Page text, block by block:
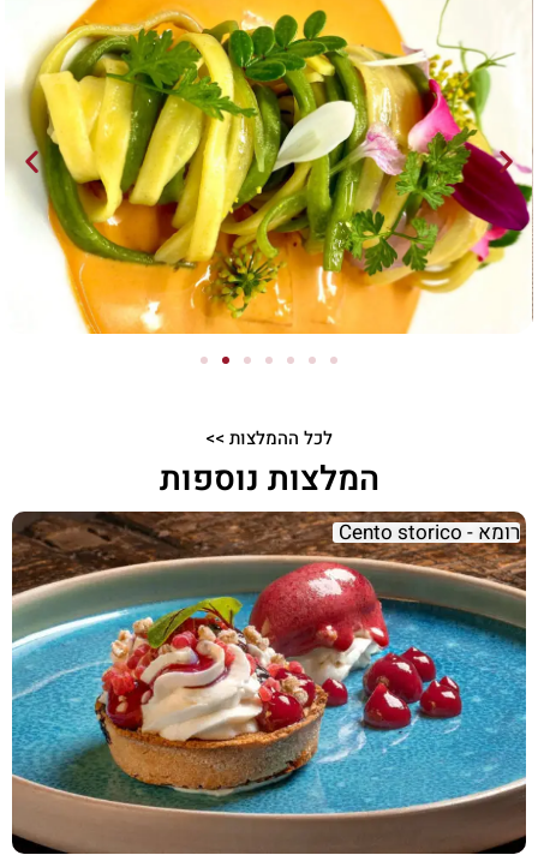
לכל ההמלצות >>
המלצות נוספות
רומא - Cento storico